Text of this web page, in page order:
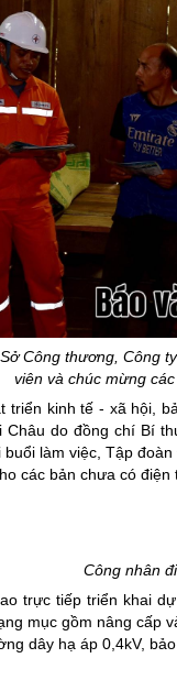
Công thương, Công
viên và chúc mừng
triển kinh tế - xã hội,
Châu do đồng chí Bí
làm việc, Tập
các bản chưa có điện
Công nhân
trực tiếp triển khai
mục gồm nâng cấp
dây hạ áp 0,4kV,